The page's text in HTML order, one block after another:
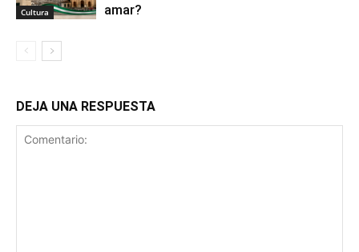
Cultura
amar?
DEJA UNA RESPUESTA